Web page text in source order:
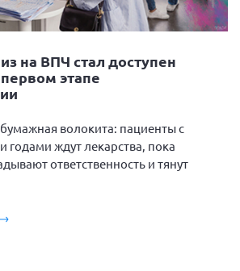
на ВПЧ стал доступен
этапе
волокита: пациенты с
годами ждут лекарства, пока
ответственность и тянут